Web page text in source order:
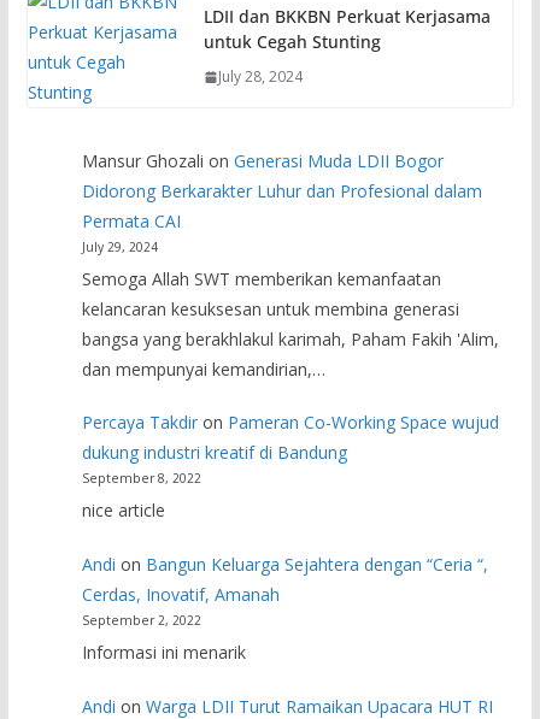
LDII dan BKKBN Perkuat Kerjasama
untuk Cegah Stunting
July 28, 2024
Mansur Ghozali onGenerasi Muda LDII Bogor
Didorong Berkarakter Luhur dan Profesional dalam
Permata CAI
July 29, 2024
Semoga Allah SWT memberikan kemanfaatan
kelancaran kesuksesan untuk membina generasi
bangsa yang berakhlakul karimah, Paham Fakih 'Alim,
dan mempunyai kemandirian,…
Percaya Takdir on Pameran Co-Working Space wujud
dukung industri kreatif di Bandung
September 8, 2022
nice article
Andi on Bangun Keluarga Sejahtera dengan “Ceria “,
Cerdas, Inovatif, Amanah
September 2, 2022
Informasi ini menarik
Andi onWarga LDII Turut Ramaikan Upacara HUT RI